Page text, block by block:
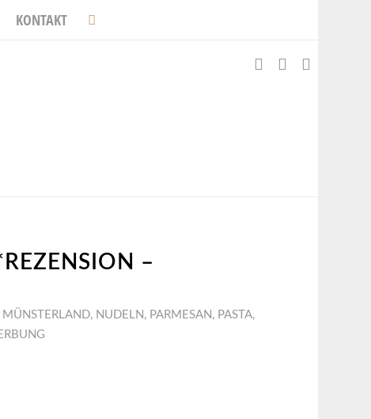
KONTAKT
–
MÜNSTERLAND, NUDELN , PARMESAN , PASTA,